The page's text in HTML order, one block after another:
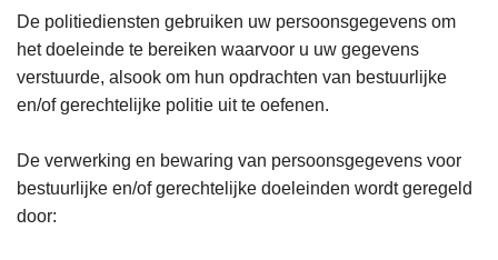
De politiediensten gebruiken uw persoonsgegevens om
het doeleinde te bereiken waarvoor u uw gegevens
verstuurde, alsook om hun opdrachten van bestuurlijke
en/of gerechtelijke politie uit te oefenen.
De verwerking en bewaring van persoonsgegevens voor
bestuurlijke en/of gerechtelijke doeleinden wordt geregeld
door: